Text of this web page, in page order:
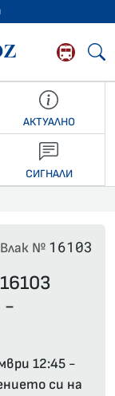
БДЖ -
АКТУАЛНО
СИГНАЛИ
Влак № 16103
-
12:45 -
си на